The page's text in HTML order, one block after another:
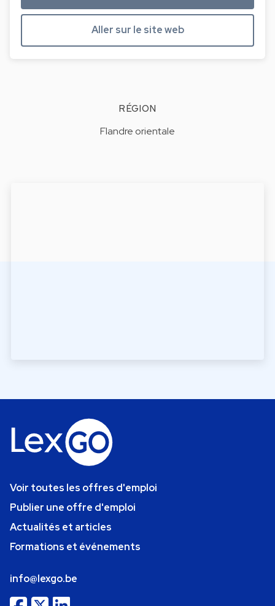
Aller sur le site web
RÉGION
Flandre orientale
Voir toutes les offres d'emploi
Publier une offre d'emploi
Actualités et articles
Formations et événements
info@lexgo.be